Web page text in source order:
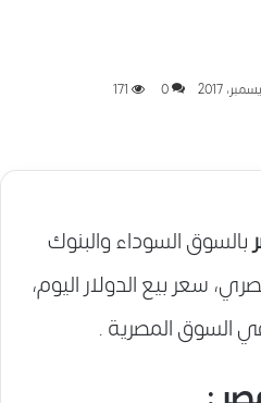
0
171
بالسوق السوداء والبنوك
سعر بيع الدولار اليوم،
السوق المصرية .